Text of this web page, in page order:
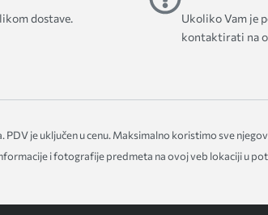
dostave.
Ukoliko Vam je
kontaktirati na
PDV je uključen u cenu. Maksimalno koristimo sve
i fotografije predmeta na ovoj veb lokaciji u